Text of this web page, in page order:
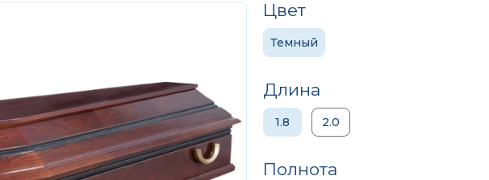
Цвет
Темный
Длина
1.8 2.0
Полнота